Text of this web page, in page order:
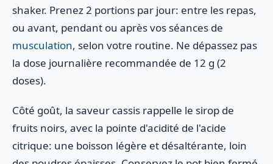
shaker. Prenez 2 portions par jour: entre les repas,
ou avant, pendant ou après vos séances de
musculation, selon votre routine. Ne dépassez pas
la dose journalière recommandée de 12 g (2
doses).
Côté goût, la saveur cassis rappelle le sirop de
fruits noirs, avec la pointe d'acidité de l'acide
citrique: une boisson légère et désaltérante, loin